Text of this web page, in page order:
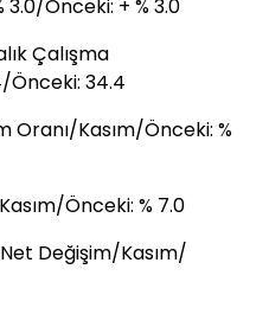
3.0/Önceki: + % 3.0
Çalışma
Önceki: 34.4
Oranı/Kasım/Önceki: %
Önceki: % 7.0
Değişim/Kasım/